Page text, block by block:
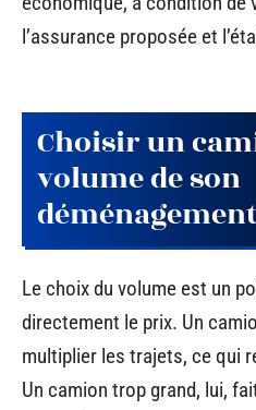
l’assurance proposée et
Choisir un
volume de son
déménagement
Le choix du volume est un
directement le prix. Un
multiplier les trajets, ce qui
Un camion trop grand, lui,